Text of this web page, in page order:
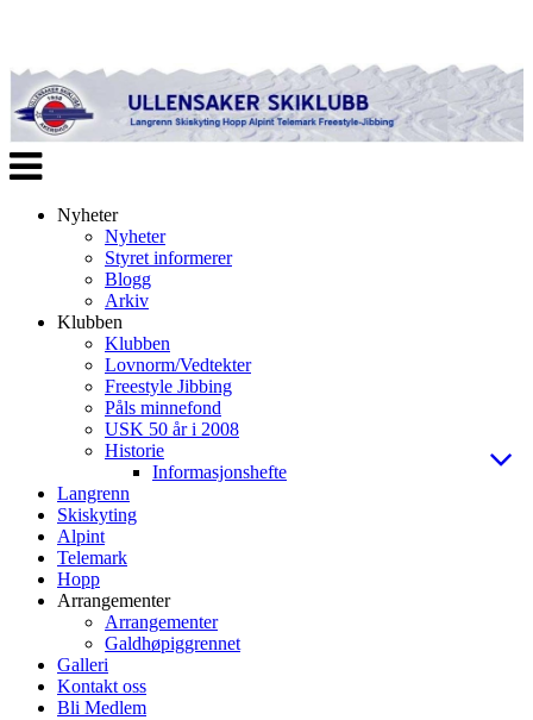
Veksle
navigasjon
Nyheter
Nyheter
Styret informerer
Blogg
Arkiv
Klubben
Klubben
Lovnorm/Vedtekter
Freestyle Jibbing
Påls minnefond
USK 50 år i 2008
Historie
Informasjonshefte
Langrenn
Skiskyting
Alpint
Telemark
Hopp
Arrangementer
Arrangementer
Galdhøpiggrennet
Galleri
Kontakt oss
Bli Medlem